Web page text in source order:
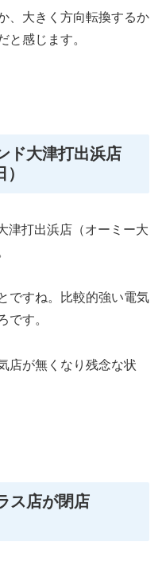
、大きく方向転換するか
と感じます。
ド大津打出浜店
津打出浜店（オーミー大
ですね。比較的強い電気
です。
店が無くなり残念な状
ス店が閉店